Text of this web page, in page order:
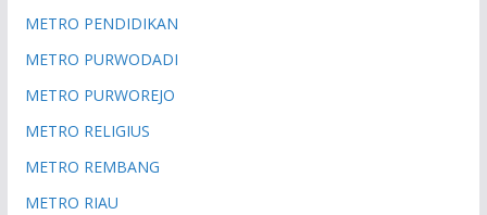
METRO PENDIDIKAN
METRO PURWODADI
METRO PURWOREJO
METRO RELIGIUS
METRO REMBANG
METRO RIAU